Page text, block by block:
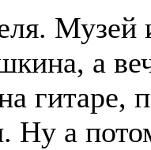
Музей
а
гитаре,
Ну а